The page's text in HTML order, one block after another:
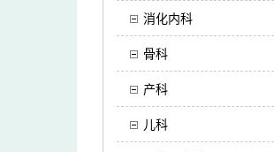
消化内科
骨科
产科
儿科